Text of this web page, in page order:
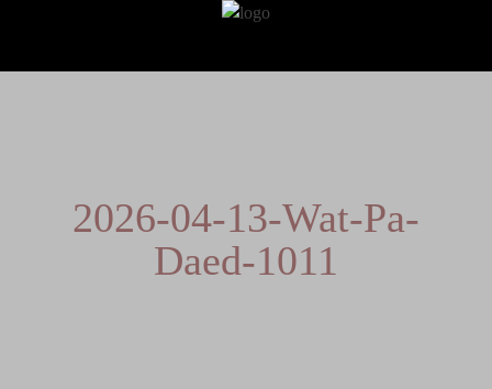
2026-04-13-Wat-Pa-
Daed-1011